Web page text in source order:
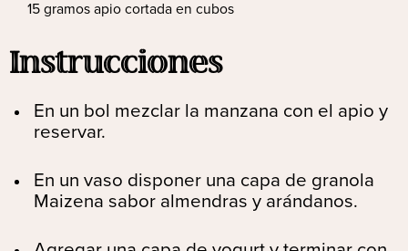
15 gramos apio cortada en cubos
Instrucciones
En un bol mezclar la manzana con el apio y
reservar.
En un vaso disponer una capa de granola
Maizena sabor almendras y arándanos.